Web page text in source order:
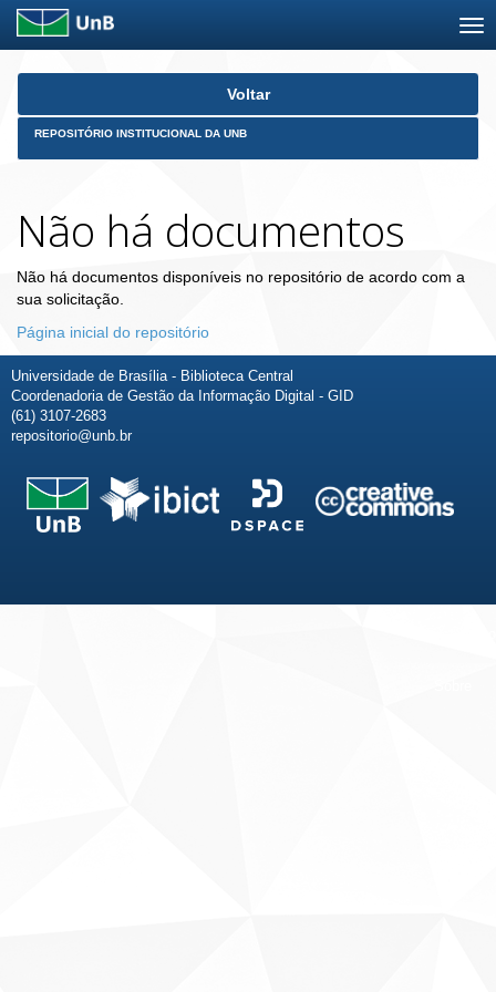
Skip
Voltar
REPOSITÓRIO INSTITUCIONAL DA UNB
Não há documentos
Não há documentos disponíveis no repositório de acordo com a
sua solicitação.
Página inicial do repositório
Universidade de Brasília - Biblioteca Central
Coordenadoria de Gestão da Informação Digital - GID
(61) 3107-2683
repositorio@unb.br